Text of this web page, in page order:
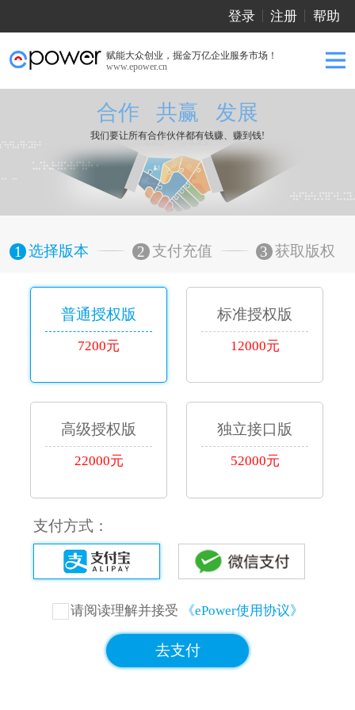
登录 注册 帮助
赋能大众创业，掘金万亿企业服务市场！
www.epower.cn
合作 共赢 发展
我们要让所有合作伙伴都有钱赚、赚到钱!
1 选择版本 2 支付充值 3 获取版权
普通授权版
7200元
标准授权版
12000元
高级授权版
22000元
独立接口版
52000元
支付方式：
请阅读理解并接受 《ePower使用协议》
去支付